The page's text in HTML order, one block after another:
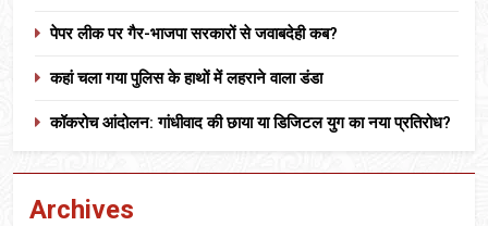
पेपर लीक पर गैर-भाजपा सरकारों से जवाबदेही कब?
कहां चला गया पुलिस के हाथों में लहराने वाला डंडा
कॉकरोच आंदोलन: गांधीवाद की छाया या डिजिटल युग का नया प्रतिरोध?
Archives